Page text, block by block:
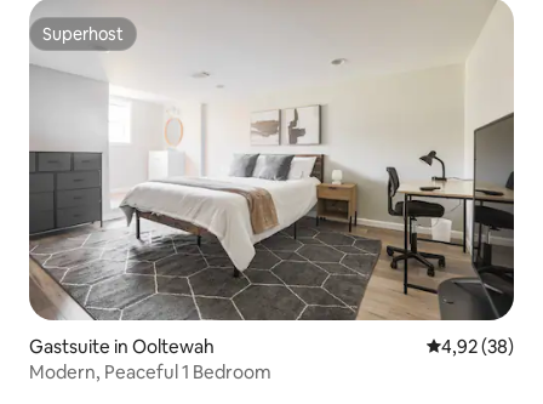
Superhost
Superhost
Gastsuite in Ooltewah Gemiddelde
4,92 (38)
Modern, Peaceful 1 Bedroom